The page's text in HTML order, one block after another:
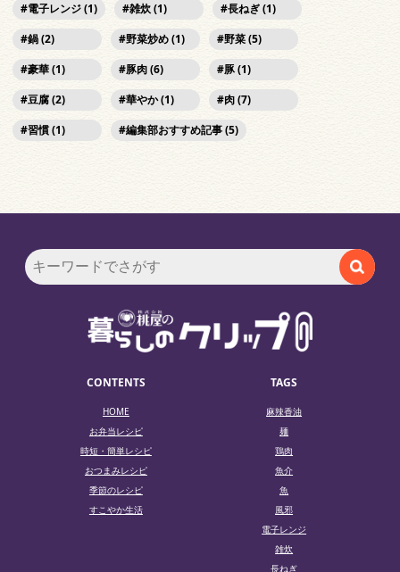
電子レンジ (1)
雑炊 (1)
長ねぎ (1)
鍋 (2)
野菜炒め (1)
野菜 (5)
豪華 (1)
豚肉 (6)
豚 (1)
豆腐 (2)
華やか (1)
肉 (7)
習慣 (1)
編集部おすすめ記事 (5)
CONTENTS
HOME
お弁当レシピ
時短・簡単レシピ
おつまみレシピ
季節のレシピ
すこやか生活
TAGS
麻辣香油
麺
鶏肉
魚介
魚
風邪
電子レンジ
雑炊
長ねぎ